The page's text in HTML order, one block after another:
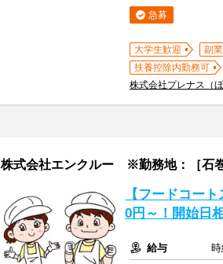
急募
大学生歓迎 副
扶養控除内勤務可
株式会社プレナス（
株式会社エンクルー ※勤務地：［石
【フードコー
0円～！開始日
給与
時